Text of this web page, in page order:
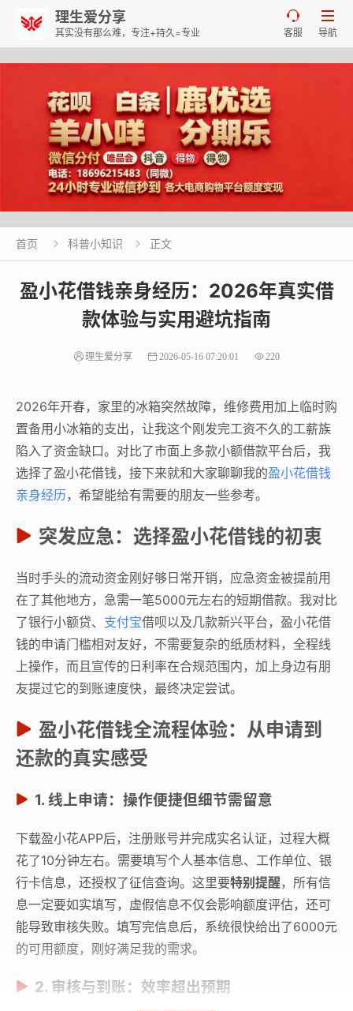
理生爱分享
其实没有那么难，专注+持久=专业

导航

客服
首页  科普小知识  正文
盈小花借钱亲身经历：2026年真实借
款体验与实用避坑指南
理生爱分享 2026-05-16 07:20:01 220
2026年开春，家里的冰箱突然故障，维修费用加上临时购
置备用小冰箱的支出，让我这个刚发完工资不久的工薪族
陷入了资金缺口。对比了市面上多款小额借款平台后，我
选择了盈小花借钱，接下来就和大家聊聊我的盈小花借钱
亲身经历，希望能给有需要的朋友一些参考。
突发应急：选择盈小花借钱的初衷
当时手头的流动资金刚好够日常开销，应急资金被提前用
在了其他地方，急需一笔5000元左右的短期借款。我对比
了银行小额贷、 支付宝借呗以及几款新兴平台，盈小花借
钱的申请门槛相对友好，不需要复杂的纸质材料，全程线
上操作，而且宣传的日利率在合规范围内，加上身边有朋
友提过它的到账速度快，最终决定尝试。
盈小花借钱全流程体验：从申请到
还款的真实感受
1. 线上申请：操作便捷但细节需留意
下载盈小花APP后，注册账号并完成实名认证，过程大概
花了10分钟左右。需要填写个人基本信息、工作单位、银
行卡信息，还授权了征信查询。这里要特别提醒，所有信
息一定要如实填写，虚假信息不仅会影响额度评估，还可
能导致审核失败。填写完信息后，系统很快给出了6000元
的可用额度，刚好满足我的需求。
2. 审核与到账：效率超出预期